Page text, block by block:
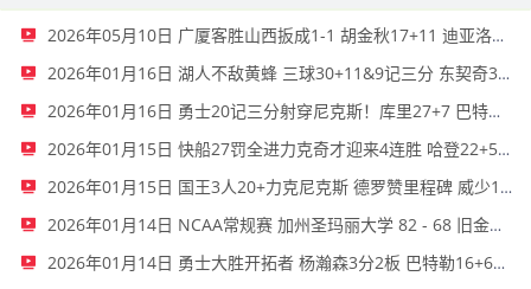
2026年05月10日 广厦客胜山西扳成1-1 胡金秋17+11 迪亚洛关键上篮不中
2026年01月16日 湖人不敌黄蜂 三球30+11&9记三分 东契奇39分 詹姆斯29+9+6
2026年01月16日 勇士20记三分射穿尼克斯！库里27+7 巴特勒32+8 穆迪三分9中7
2026年01月15日 快船27罚全进力克奇才迎来4连胜 哈登22+5+8 伦纳德33分4断
2026年01月15日 国王3人20+力克尼克斯 德罗赞里程碑 威少11助 布伦森伤退
2026年01月14日 NCAA常规赛 加州圣玛丽大学 82 - 68 旧金山大学 全场集锦
2026年01月14日 勇士大胜开拓者 杨瀚森3分2板 巴特勒16+6+5 库里9中2送11助